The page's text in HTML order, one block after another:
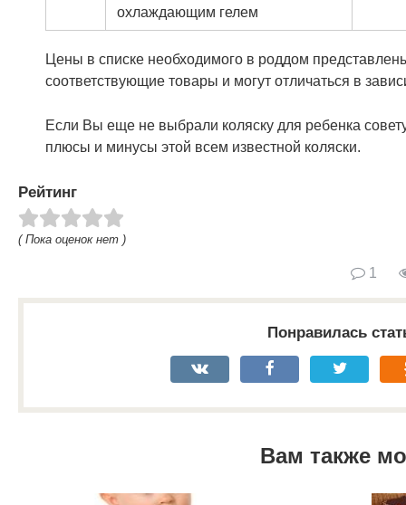
охлаждающим гелем
Цены в списке необходимого в роддом
соответствующие товары и могут отличаться в
Если Вы еще не выбрали коляску для ребенка
плюсы и минусы этой всем известной коляски.
Рейтинг
( Пока оценок нет )
1
Понравилась
Вам также